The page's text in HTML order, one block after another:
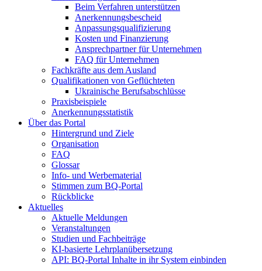
Beim Verfahren unterstützen
Anerkennungsbescheid
Anpassungsqualifizierung
Kosten und Finanzierung
Ansprechpartner für Unternehmen
FAQ für Unternehmen
Fachkräfte aus dem Ausland
Qualifikationen von Geflüchteten
Ukrainische Berufsabschlüsse
Praxisbeispiele
Anerkennungsstatistik
Über das Portal
Hintergrund und Ziele
Organisation
FAQ
Glossar
Info- und Werbematerial
Stimmen zum BQ-Portal
Rückblicke
Aktuelles
Aktuelle Meldungen
Veranstaltungen
Studien und Fachbeiträge
KI-basierte Lehrplanübersetzung
API: BQ-Portal Inhalte in ihr System einbinden